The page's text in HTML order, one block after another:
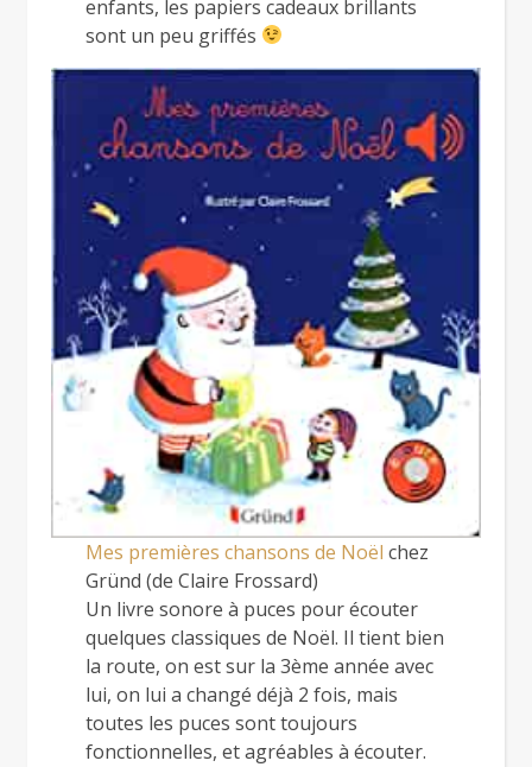
enfants, les papiers cadeaux brillants
sont un peu griffés
Mes premières chansons de Noël chez
Gründ (de Claire Frossard)
Un livre sonore à puces pour écouter
quelques classiques de Noël. Il tient bien
la route, on est sur la 3ème année avec
lui, on lui a changé déjà 2 fois, mais
toutes les puces sont toujours
fonctionnelles, et agréables à écouter.